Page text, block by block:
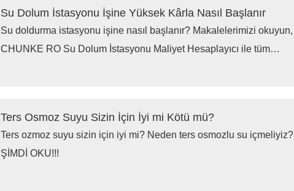
Su Dolum İstasyonu İşine Yüksek Kârla Nasıl Başlanır
Su doldurma istasyonu işine nasıl başlanır? Makalelerimizi okuyun,
CHUNKE RO Su Dolum İstasyonu Maliyet Hesaplayıcı ile tüm
Ters Osmoz Suyu Sizin İçin İyi mi Kötü mü?
Ters ozmoz suyu sizin için iyi mi? Neden ters osmozlu su içmeliyiz?
ŞİMDİ OKU!!!